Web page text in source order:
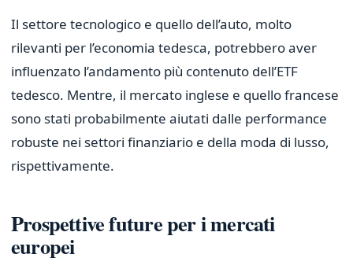
Il settore tecnologico e quello dell’auto, molto
rilevanti per l’economia tedesca, potrebbero aver
influenzato l’andamento più contenuto dell’ETF
tedesco. Mentre, il mercato inglese e quello francese
sono stati probabilmente aiutati dalle performance
robuste nei settori finanziario e della moda di lusso,
rispettivamente.
Prospettive future per i mercati
europei